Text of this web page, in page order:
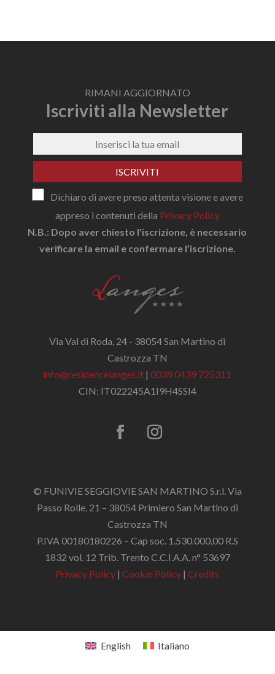
RIMANI AGGIORNATO
Iscriviti alla Newsletter
ISCRIVITI
Dichiaro di avere preso attenta visione e avere
appreso i contenuti della Privacy Policy
N.B.: Dopo aver chiesto l'iscrizione, è necessario
verificare la email e confermare l’iscrizione.
Via Val di Roda, 24 - 38054 San Martino di
Castrozza TN
info@residencelanges.it |0039 0439 725311
CIN: IT022245A1I9H4SSI4
© FUNIVIE SEGGIOVIE SAN MARTINO S.r.l. Via
Passo Rolle, 21 – 38054 Primiero San Martino di
Castrozza TN
P.IVA 00180180226 – Cap soc. 1.530.000,00 R.S
1832 vol. 12 Trib. Trento C.C.I.A.A. n° 53697
Privacy Policy |Cookie Policy |Credits
English Italiano